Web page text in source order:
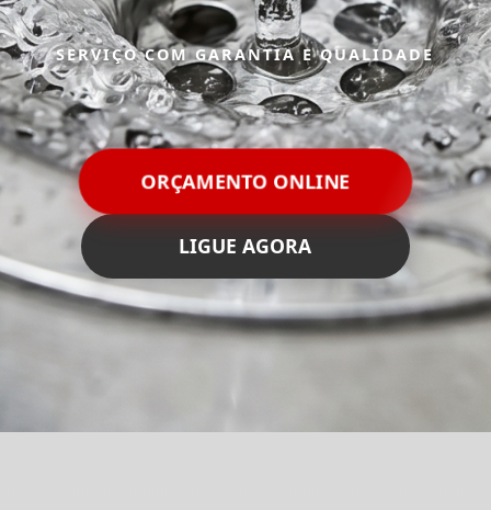
SERVIÇO COM GARANTIA E QUALIDADE
ORÇAMENTO ONLINE
LIGUE AGORA